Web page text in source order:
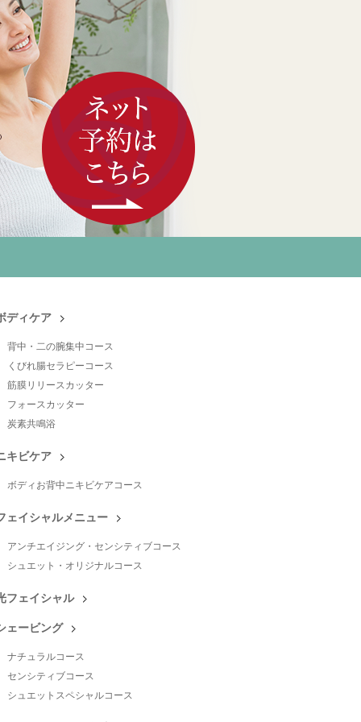
ディケア
背中・二の腕集中コース
くびれ腸セラピーコース
筋膜リリースカッター
フォースカッター
炭素共鳴浴
キビケア
ボディお背中ニキビケアコース
ェイシャルメニュー
アンチエイジング・センシティブコース
シュエット・オリジナルコース
フェイシャル
ェービング
ナチュラルコース
センシティブコース
シュエットスペシャルコース